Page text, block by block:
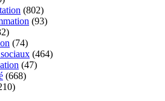
(802)
(93)
(74)
(464)
(47)
(668)